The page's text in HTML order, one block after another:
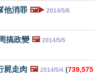
他消罪 🖼️▶️ 2014/5/6
搞政變 🖼️ 2014/5/5
屍走肉 🖼️ 2014/5/4 (739,575